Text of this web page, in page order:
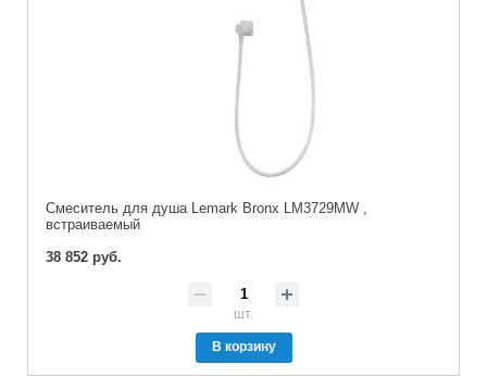
Смеситель для душа Lemark Bronx LM3729MW ,
встраиваемый
38 852 руб.
шт.
В корзину